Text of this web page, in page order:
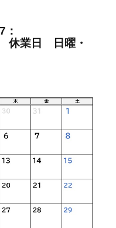
：
休業日 日曜・